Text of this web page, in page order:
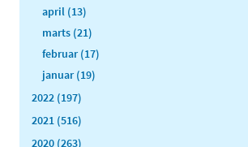
april (13)
marts (21)
februar (17)
januar (19)
2022 (197)
2021 (516)
2020 (263)